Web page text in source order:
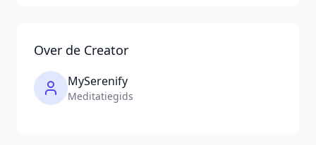
Over de Creator
MySerenify
Meditatiegids